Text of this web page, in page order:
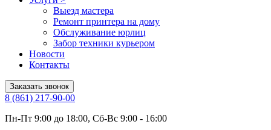
Выезд мастера
Ремонт принтера на дому
Обслуживание юрлиц
Забор техники курьером
Новости
Контакты
Заказать звонок
8 (861) 217-90-00
Пн-Пт 9:00 до 18:00, Сб-Вс 9:00 - 16:00